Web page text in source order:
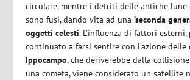
circolare, mentre i detriti delle antiche
sono fusi, dando vita ad una‘seconda
oggetti celesti. L’influenza di fattori esterni,
continuato a farsi sentire con l’azione delle
Ippocampo, che deriverebbe dalla
una cometa, viene considerato un satellite